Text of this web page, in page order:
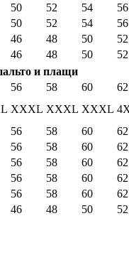
50 52 54
56
50 52 54
56
46 48 50
52
46 48 50
52
и плащи
56 58 60
62
XXXL XXXL XXXL
56 58 60
62
56 58 60
62
56 58 60
62
56 58 60
62
56 58 60
62
46 48 50 52